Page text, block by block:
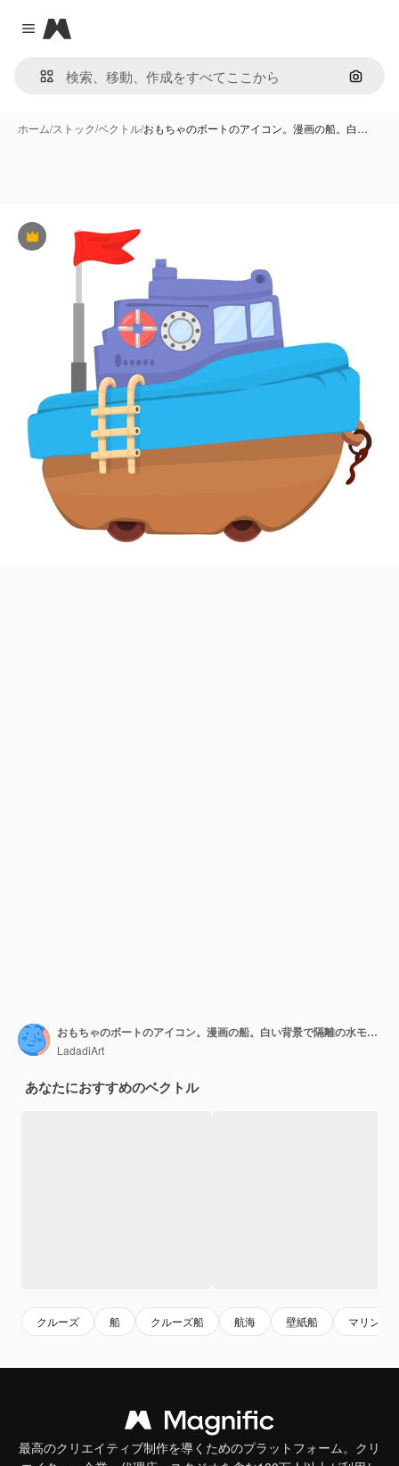
Close menu
Magnific
画像で
ホーム/ストック/ベクトル/おもちゃのボートのアイコン。漫画の船。白…
Premium
おもちゃのボートのアイコン。漫画の船。白い背景で隔離の水モーター輸送
LadadiArt
あなたにおすすめのベクトル
クルーズ 船 クルーズ船 航海 壁紙船 マリン
最高のクリエイティブ制作を導くためのプラットフォーム。クリ